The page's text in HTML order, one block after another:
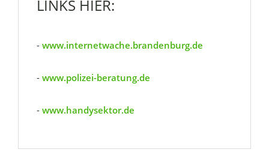
LINKS HIER:
- www.internetwache.brandenburg.de
- www.polizei-beratung.de
- www.handysektor.de